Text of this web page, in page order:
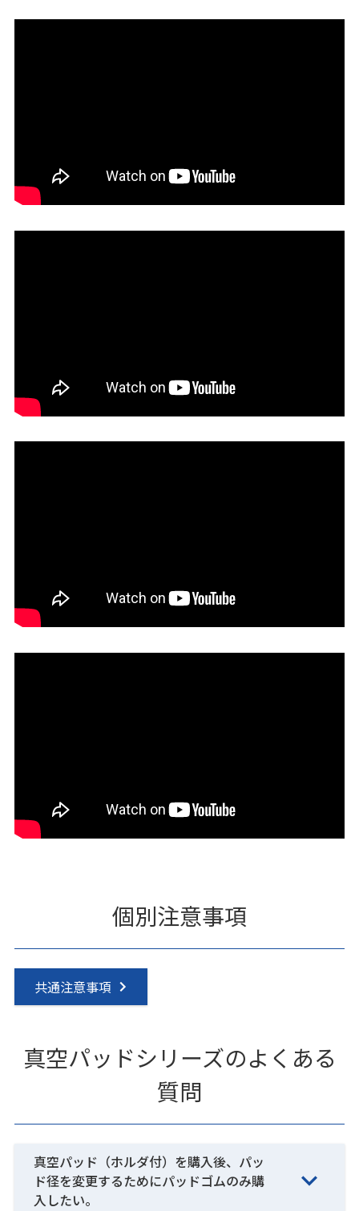
個別注意事項
共通注意事項
真空パッドシリーズのよくある
質問
真空パッド（ホルダ付）を購入後、パッ
ド径を変更するためにパッドゴムのみ購
入したい。